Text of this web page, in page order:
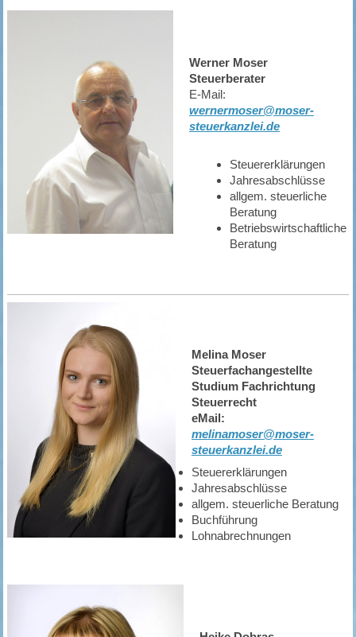
Werner Moser
Steuerberater
E-Mail:
wernermoser@moser-
steuerkanzlei.de
Steuererklärungen
Jahresabschlüsse
allgem. steuerliche
Beratung
Betriebswirtschaftliche
Beratung
Melina Moser
Steuerfachangestellte
Studium Fachrichtung
Steuerrecht
eMail:
melinamoser@moser-
steuerkanzlei.de
Steuererklärungen
Jahresabschlüsse
allgem. steuerliche Beratung
Buchführung
Lohnabrechnungen